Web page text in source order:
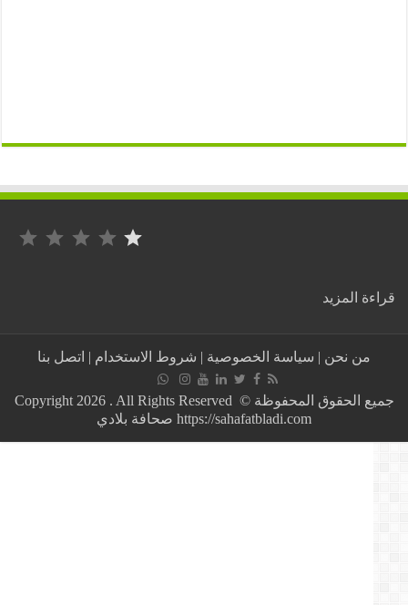
المزيد :
مهول
يخلف
من نحن| سياسة الخصوصية|شروط الاستخدام|اتصل بنا
جميع الحقوق المحفوظة © Copyright 2026 . All Rights Reserved
https://sahafatbladi.com صحافة بلادي